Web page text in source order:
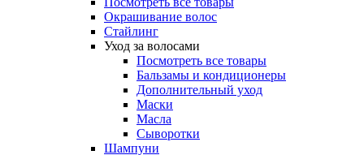
Окрашивание волос
Стайлинг
Уход за волосами
Посмотреть все товары
Бальзамы и кондиционеры
Дополнительный уход
Маски
Масла
Сыворотки
Шампуни